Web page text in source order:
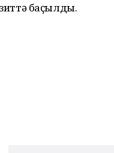
баҫылды.